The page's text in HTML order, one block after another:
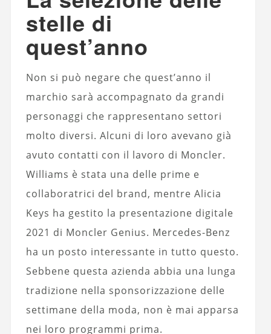
stelle di
quest’anno
Non si può negare che quest’anno il
marchio sarà accompagnato da grandi
personaggi che rappresentano settori
molto diversi. Alcuni di loro avevano già
avuto contatti con il lavoro di Moncler.
Williams è stata una delle prime e
collaboratrici del brand, mentre Alicia
Keys ha gestito la presentazione digitale
2021 di Moncler Genius. Mercedes-Benz
ha un posto interessante in tutto questo.
Sebbene questa azienda abbia una lunga
tradizione nella sponsorizzazione delle
settimane della moda, non è mai apparsa
nei loro programmi prima.